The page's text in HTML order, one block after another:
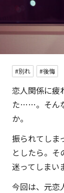
#別れ #後悔
恋人関係に疲
た……。そん
か。
振られてしま
としたら。
迷ってしまい
今回は、元恋